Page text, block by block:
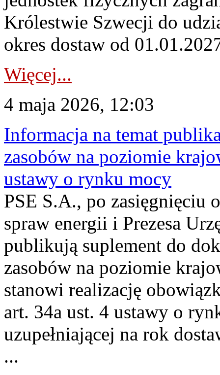
Królestwie Szwecji do
okres dostaw od
Więcej...
4 maja 2026, 12:03
Informacja na temat
zasobów na poziomie
ustawy o rynku mocy
PSE S.A., po zasięgnięciu
spraw energii i Prezesa
publikują suplement do
zasobów na poziomie
stanowi realizację
art. 34a ust. 4 ustawy o
uzupełniającej na rok
...